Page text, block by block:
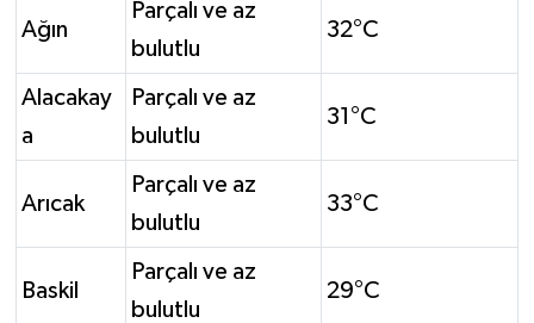
Ağın
Parçalı ve az
bulutlu
32°C
Alacakay
a
Parçalı ve az
bulutlu
31°C
Arıcak
Parçalı ve az
bulutlu
33°C
Baskil
Parçalı ve az
bulutlu
29°C